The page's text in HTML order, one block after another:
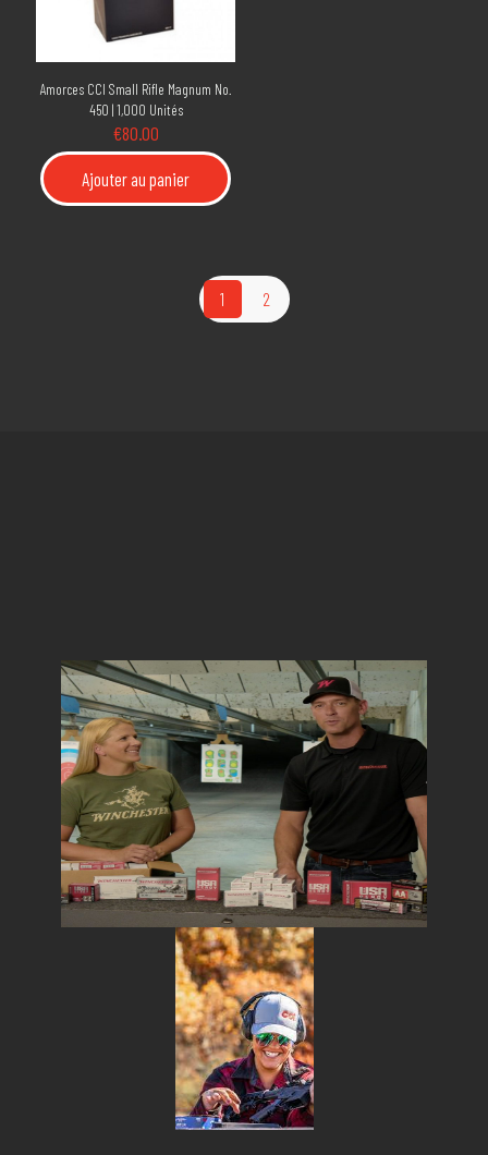
Amorces CCI Small Rifle Magnum No.
450 | 1,000 Unités
€80.00
Ajouter au panier
1 2